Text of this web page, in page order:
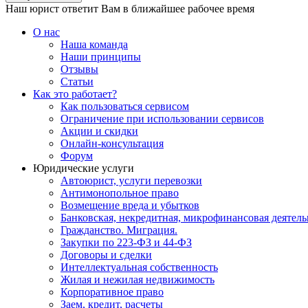
Наш юрист ответит Вам в ближайшее рабочее время
О нас
Наша команда
Наши принципы
Отзывы
Статьи
Как это работает?
Как пользоваться сервисом
Ограничение при использовании сервисов
Акции и скидки
Онлайн-консультация
Форум
Юридические услуги
Автоюрист, услуги перевозки
Антимонопольное право
Возмещение вреда и убытков
Банковская, некредитная, микрофинансовая
Гражданство. Миграция.
Закупки по 223-ФЗ и 44-ФЗ
Договоры и сделки
Интеллектуальная собственность
Жилая и нежилая недвижимость
Корпоративное право
Заем, кредит, расчеты